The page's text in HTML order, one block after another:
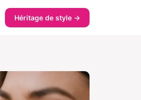
Héritage de style →